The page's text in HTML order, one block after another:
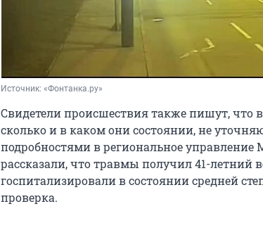
Источник: «Фонтанка.ру»
Свидетели происшествия также пишут, что
сколько и в каком они состоянии, не
подробностями в региональное управление
рассказали, что травмы получил 41-летний
госпитализировали в состоянии средней
проверка.